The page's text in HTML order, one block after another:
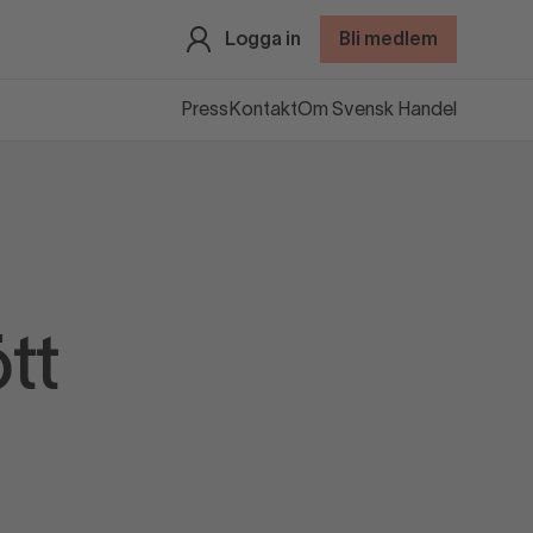
Logga in Bli medlem
Press KontaktOm Svensk Handel